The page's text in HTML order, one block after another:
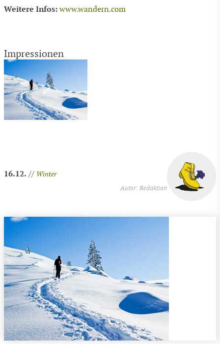
Weitere Infos: www.wandern.com
Impressionen
16.12. // Winter
Autor: Redaktion